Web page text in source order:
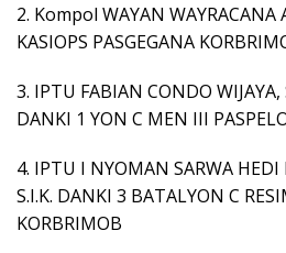
2. Kompol WAYAN WAYRACANA
KASIOPS PASGEGANA
3. IPTU FABIAN CONDO WIJAYA,
DANKI 1 YON C MEN III
4. IPTU I NYOMAN SARWA HEDI
S.I.K. DANKI 3 BATALYON C
KORBRIMOB